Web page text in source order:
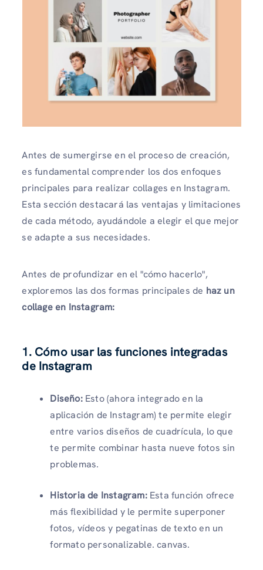
Antes de sumergirse en el proceso de creación,
es fundamental comprender los dos enfoques
principales para realizar collages en Instagram.
Esta sección destacará las ventajas y limitaciones
de cada método, ayudándole a elegir el que mejor
se adapte a sus necesidades.
Antes de profundizar en el "cómo hacerlo",
exploremos las dos formas principales de haz un
collage en Instagram:
1. Cómo usar las funciones integradas
de Instagram
Diseño: Esto (ahora integrado en la
aplicación de Instagram) te permite elegir
entre varios diseños de cuadrícula, lo que
te permite combinar hasta nueve fotos sin
problemas.
Historia de Instagram: Esta función ofrece
más flexibilidad y le permite superponer
fotos, vídeos y pegatinas de texto en un
formato personalizable. canvas.